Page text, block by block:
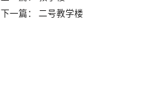
下一篇： 二号教学楼